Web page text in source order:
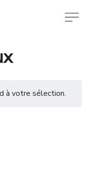
à votre sélection.